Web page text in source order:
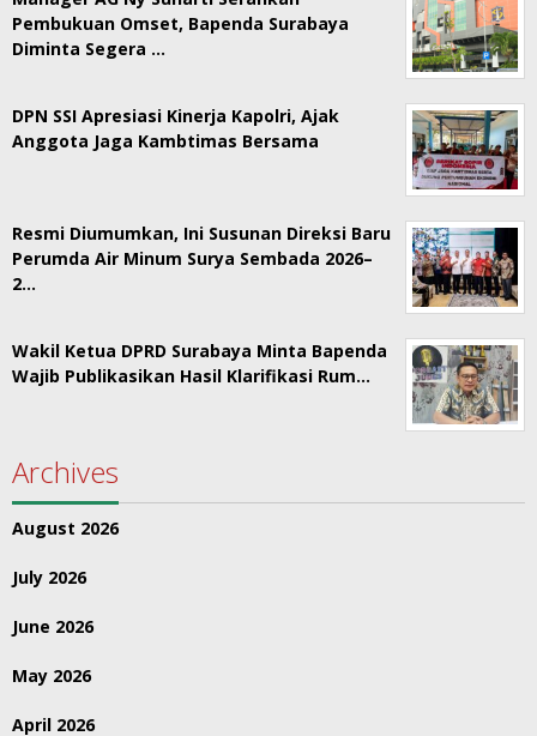
Pembukuan Omset, Bapenda Surabaya
Diminta Segera …
DPN SSI Apresiasi Kinerja Kapolri, Ajak
Anggota Jaga Kambtimas Bersama
Resmi Diumumkan, Ini Susunan Direksi Baru
Perumda Air Minum Surya Sembada 2026–
2…
Wakil Ketua DPRD Surabaya Minta Bapenda
Wajib Publikasikan Hasil Klarifikasi Rum…
Archives
August 2026
July 2026
June 2026
May 2026
April 2026